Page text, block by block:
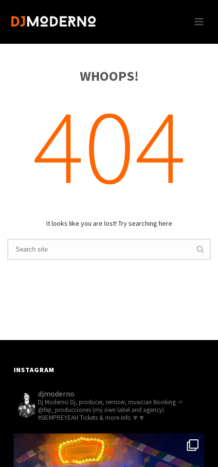
WHOOPS!
404
It looks like you are lost! Try searching here
INSTAGRAM
djmoderno
Dj Moderno Dj, producer, remixer, musician Booking ->
@fep_producciones (my own label and agency)
#SIEMPREYEAH Tickets & more info 🔽🔽